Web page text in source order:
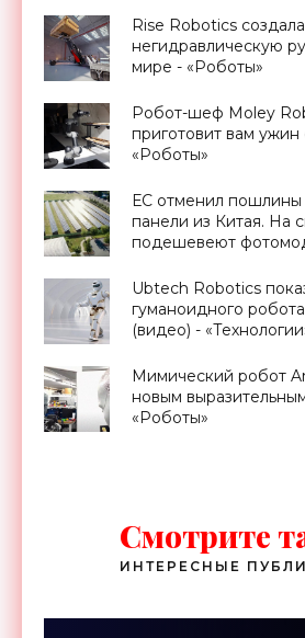
Rise Robotics
негидравлическую
мире - «Роботы»
Робот-шеф Moley
приготовит вам
«Роботы»
ЕС отменил пошлины
панели из Китая. На
подешевеют
Ubtech Robotics
гуманоидного
(видео) -
Мимический робот
новым
«Роботы»
Смотрите
ИНТЕРЕСНЫЕ